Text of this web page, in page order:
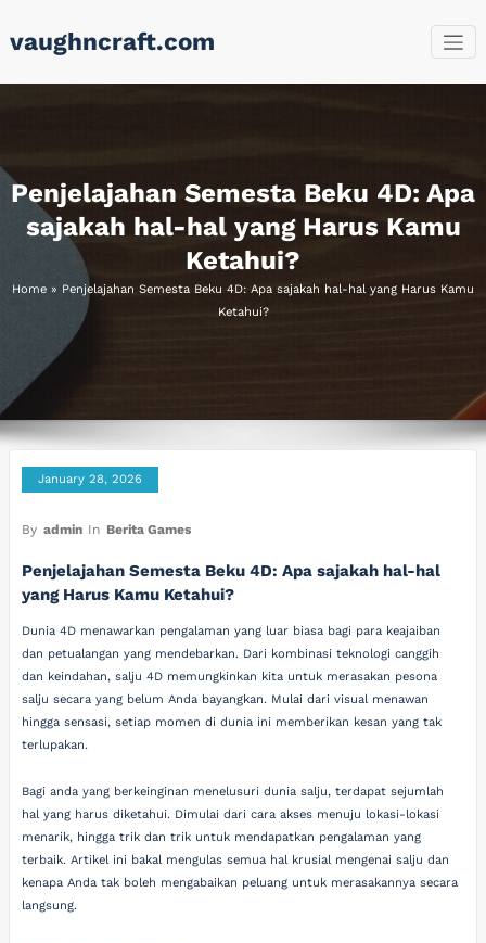
tovaughncraft.com
Penjelajahan Semesta Beku 4D: Apa
sajakah hal-hal yang Harus Kamu
Ketahui?
Home » Penjelajahan Semesta Beku 4D: Apa sajakah hal-hal yang Harus Kamu
Ketahui?
January 28, 2026
By admin In Berita Games
Penjelajahan Semesta Beku 4D: Apa sajakah hal-hal
yang Harus Kamu Ketahui?
Dunia 4D menawarkan pengalaman yang luar biasa bagi para keajaiban
dan petualangan yang mendebarkan. Dari kombinasi teknologi canggih
dan keindahan, salju 4D memungkinkan kita untuk merasakan pesona
salju secara yang belum Anda bayangkan. Mulai dari visual menawan
hingga sensasi, setiap momen di dunia ini memberikan kesan yang tak
terlupakan.
Bagi anda yang berkeinginan menelusuri dunia salju, terdapat sejumlah
hal yang harus diketahui. Dimulai dari cara akses menuju lokasi-lokasi
menarik, hingga trik dan trik untuk mendapatkan pengalaman yang
terbaik. Artikel ini bakal mengulas semua hal krusial mengenai salju dan
kenapa Anda tak boleh mengabaikan peluang untuk merasakannya secara
langsung.